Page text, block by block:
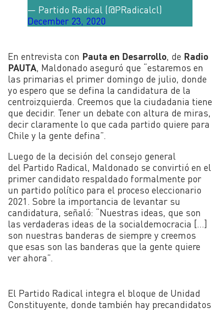
— Partido Radical (@PRadicalcl)
December 23, 2020
En entrevista con Pauta en Desarrollo, de Radio
PAUTA, Maldonado aseguró que “estaremos en
las primarias el primer domingo de julio, donde
yo espero que se defina la candidatura de la
centroizquierda. Creemos que la ciudadania tiene
que decidir. Tener un debate con altura de miras,
decir claramente lo que cada partido quiere para
Chile y la gente defina”.
Luego de la decisión del consejo general
del Partido Radical, Maldonado se convirtió en el
primer candidato respaldado formalmente por
un partido político para el proceso eleccionario
2021. Sobre la importancia de levantar su
candidatura, señaló: “Nuestras ideas, que son
las verdaderas ideas de la socialdemocracia […]
son nuestras banderas de siempre y creemos
que esas son las banderas que la gente quiere
ver ahora”.
El Partido Radical integra el bloque de Unidad
Constituyente, donde también hay precandidatos